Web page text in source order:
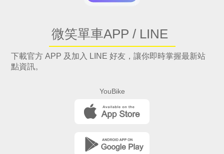
微笑單車APP / LINE
下載官方 APP 及加入 LINE 好友，讓你即時掌握最新站
點資訊。
YouBike